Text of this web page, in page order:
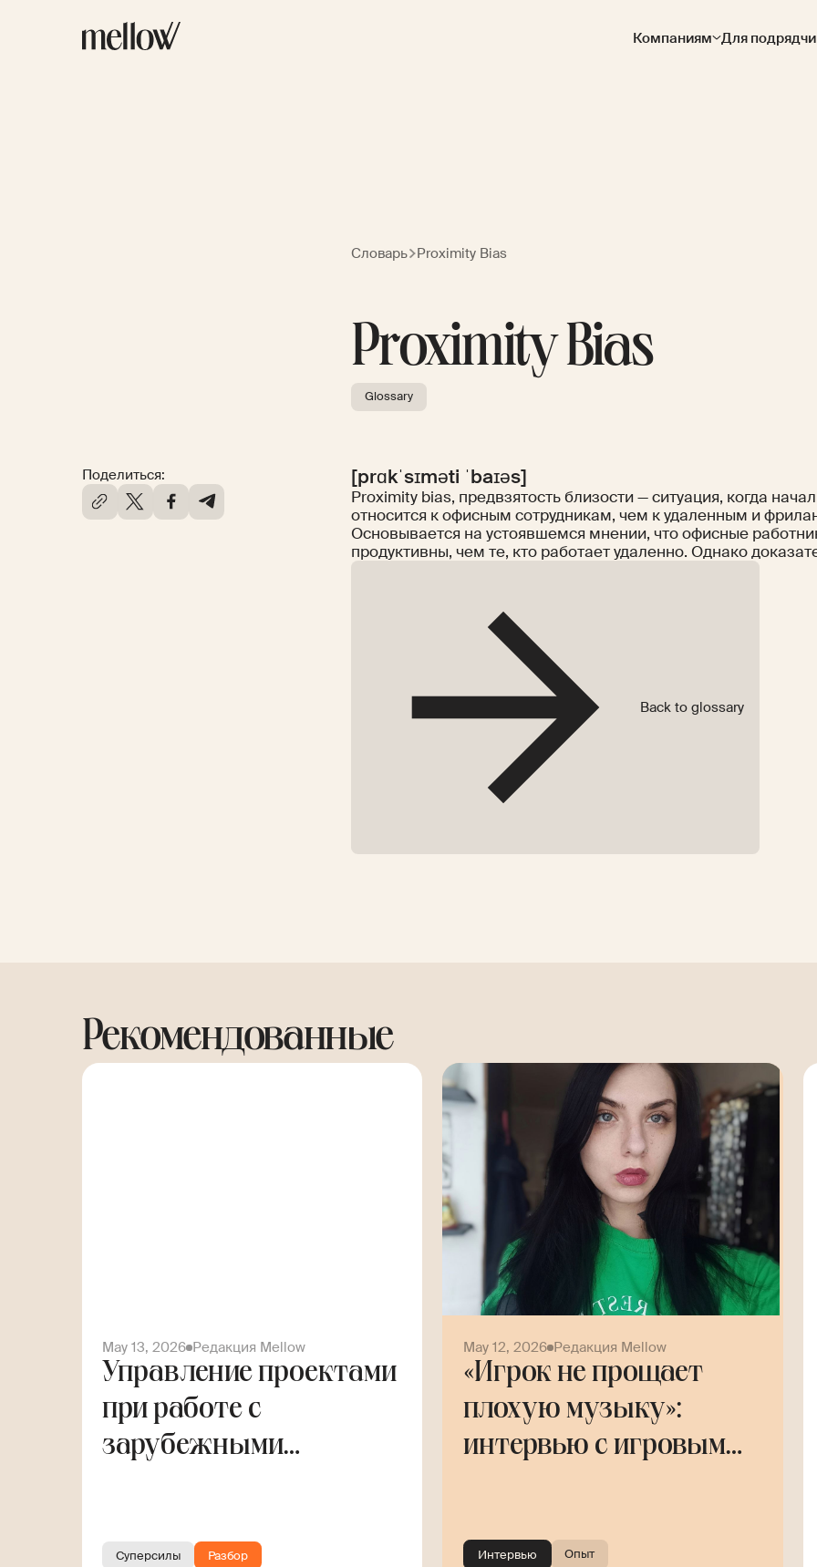
Компаниям Для
Словарь Proximity Bias
Proximity Bias
Glossary
Поделиться: [prɑkˈsɪməti ˈbaɪəs]
Proximity bias, предвзятость близости — ситуация, когда
относится к офисным сотрудникам, чем к удаленным и
Основывается на устоявшемся мнении, что офисные
продуктивны, чем те, кто работает удаленно. Однако
Back to glossary
Рекомендованные
May 13, 2026 Редакция Mellow
Управление проектами
при работе с
зарубежными
Суперсилы Разбор
May 12, 2026 Редакция Mellow
«Игрок не прощает
плохую музыку»:
интервью с игровым
Интервью Опыт